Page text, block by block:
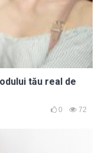
tău real de
0 72